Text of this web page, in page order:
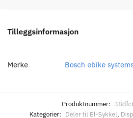
Tilleggsinformasjon
Merke Bosch ebike
Produktnummer:
Kategorier: Deler til El-Sykkel,